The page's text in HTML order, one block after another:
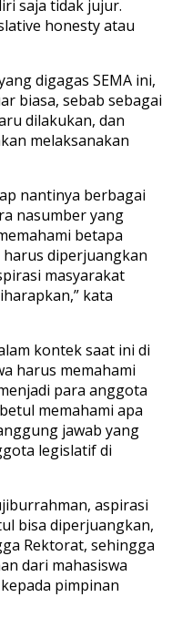
saja tidak jujur.
honesty atau
digagas SEMA ini,
biasa, sebab sebagai
dilakukan, dan
melaksanakan
nantinya berbagai
nasumber yang
betapa
diperjuangkan
masyarakat
kata
kontek saat ini di
harus memahami
para anggota
memahami apa
jawab yang
legislatif di
aspirasi
bisa diperjuangkan,
Rektorat, sehingga
dari mahasiswa
pimpinan